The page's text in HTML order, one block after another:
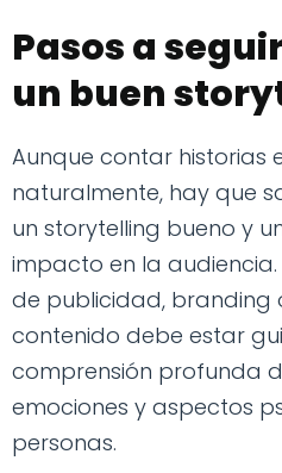
Pasos a
un buen
Aunque contar historias
naturalmente, hay que
un storytelling bueno y
impacto en la
de publicidad, branding
contenido debe estar
comprensión profunda
emociones y aspectos
personas.